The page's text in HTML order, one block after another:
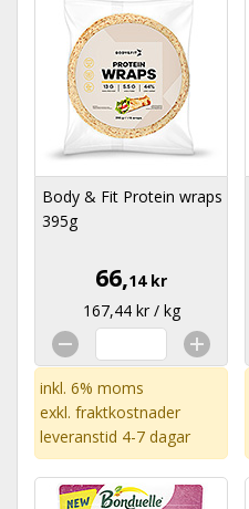
Body & Fit Protein wraps
395g
66,14 kr
167,44 kr / kg
inkl. 6% moms
exkl. fraktkostnader
leveranstid 4-7 dagar